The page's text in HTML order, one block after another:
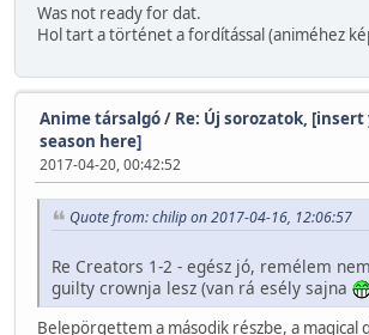
Was not ready for dat.
Hol tart a történet a fordítással (animéhez
Anime társalgó/ Re: Új sorozatok, [insert
season here]
2017-04-20, 00:42:52
Quote from: chilip on 2017-04-16, 12:06:57
Re Creators 1-2 - egész jó, remélem
guilty crownja lesz (van rá esély sajna
Belepörgettem a második részbe, a magical